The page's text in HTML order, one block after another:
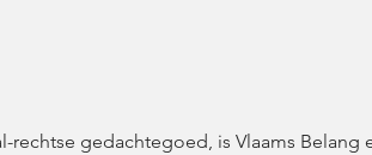
rechtse gedachtegoed, is Vlaams